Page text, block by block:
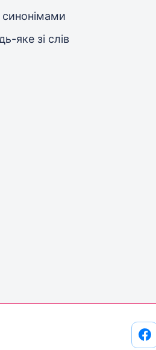
яке зі слів